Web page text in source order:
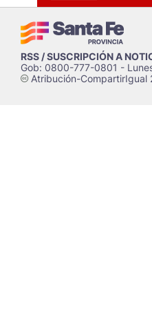
RSS / SUSCRIPCIÓN A
Gob: 0800-777-0801 -
cAtribución-CompartirIgual